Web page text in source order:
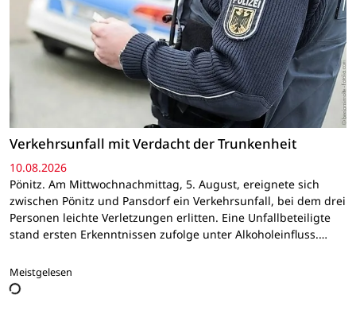
Verkehrsunfall mit Verdacht der Trunkenheit
10.08.2026
Pönitz. Am Mittwochnachmittag, 5. August, ereignete sich
zwischen Pönitz und Pansdorf ein Verkehrsunfall, bei dem drei
Personen leichte Verletzungen erlitten. Eine Unfallbeteiligte
stand ersten Erkenntnissen zufolge unter Alkoholeinfluss.…
Meistgelesen